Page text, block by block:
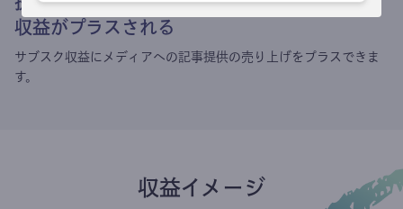
収益がプラスされる
サブスク収益にメディアへの記事提供の売り上げをプラスできま
す。
収益イメージ